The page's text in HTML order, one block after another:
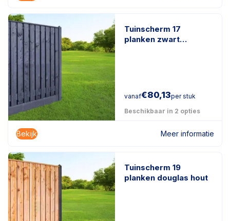
Tuinscherm 17
planken zwart
vanaf€80,13per stuk
Beschikbaar in 2 opties
Bekijk Meer informatie
Tuinscherm 19
planken douglas hout